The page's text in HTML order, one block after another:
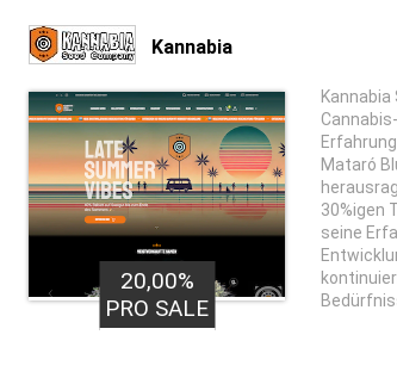
Kannabia
20,00%
PRO SALE
Mataró
30%igen
seine